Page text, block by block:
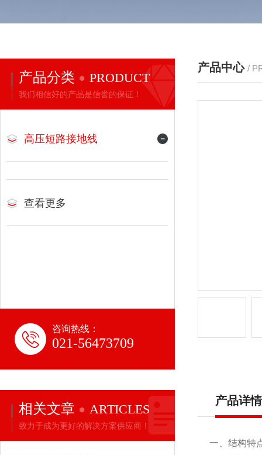
产品分类 PRODUCT
我们相信好的产品是信誉的保证！
高压短路接地线
查看更多
咨询热线：
021-56473709
相关文章 ARTICLES
致力于成为更好的解决方案供应商！
产品中心 /
产品详情
一、结构特